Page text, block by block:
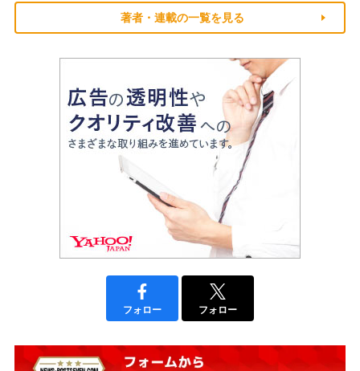
著者・連載の一覧を見る
フォロー フォロー